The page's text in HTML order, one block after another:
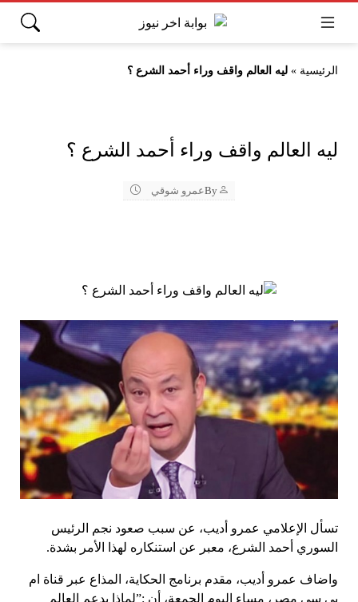
الرئيسية » ليه العالم واقف وراء أحمد الشرع ؟
ليه العالم واقف وراء أحمد الشرع ؟
Byعمرو شوقي
تسأل الإعلامي عمرو أديب، عن سبب صعود نجم الرئيس
السوري أحمد الشرع، معبر عن استنكاره لهذا الأمر بشدة.
واضاف عمرو أديب، مقدم برنامج الحكاية، المذاع عبر قناة ام
بي سي مصر، مساء اليوم الجمعة، أن :”لماذا يدعم العالم